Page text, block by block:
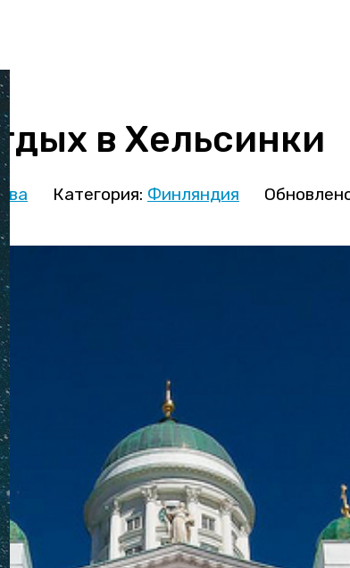
в Хельсинки
Категория: Финляндия